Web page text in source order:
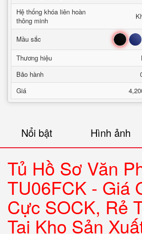
Hệ thống khóa liên hoàn
thông minh
Mầu sắc Đen Xanh
Thương hiệu
Bảo hành
Giá
Nổi bật Hình ảnh
Tủ Hồ Sơ Văn
TU06FCK - Giá
Cực SOCK, Rẻ
Tại Kho Sản